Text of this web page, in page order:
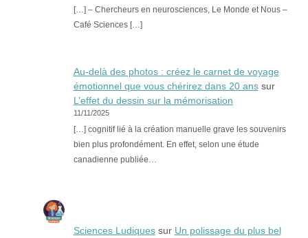
[…] – Chercheurs en neurosciences, Le Monde et Nous –
Café Sciences […]
Au-delà des photos : créez le carnet de voyage
émotionnel que vous chérirez dans 20 anssur
L’effet du dessin sur la mémorisation
11/11/2025
[…] cognitif lié à la création manuelle grave les souvenirs
bien plus profondément. En effet, selon une étude
canadienne publiée…
Sciences Ludiquessur Un polissage du plus bel